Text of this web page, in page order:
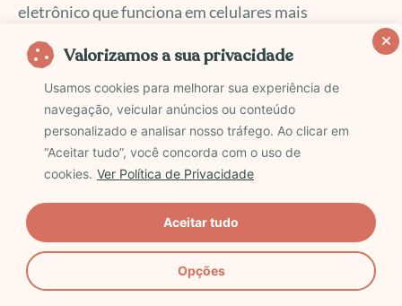
Valorizamos a sua privacidade
Usamos cookies para melhorar sua experiência de
navegação, veicular anúncios ou conteúdo
personalizado e analisar nosso tráfego. Ao clicar em
“Aceitar tudo”, você concorda com o uso de
cookies. Ver Política de Privacidade
Opções
Aceitar tudo
eletrônico que funciona em celulares mais
modernos. Ele não precisa ser inserido nem retirado,
como o chip tradicional.
Basta ativar o plano digitalmente para começar a
usar a internet. A ativação varia conforme a empresa.
Pode ser feita pelo aplicativo ou com um código nas
configurações do celular.